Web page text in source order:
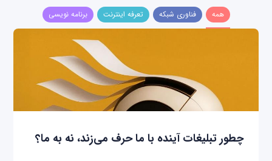
همه فناوری شبکه تعرفه اینترنت برنامه نویسی
چطور تبلیغات آینده با ما حرف می‌زند، نه به ما؟